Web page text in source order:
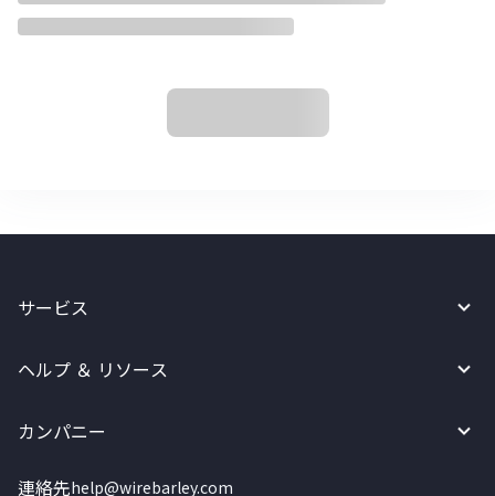
サービス
ヘルプ ＆ リソース
カンパニー
連絡先help@wirebarley.com